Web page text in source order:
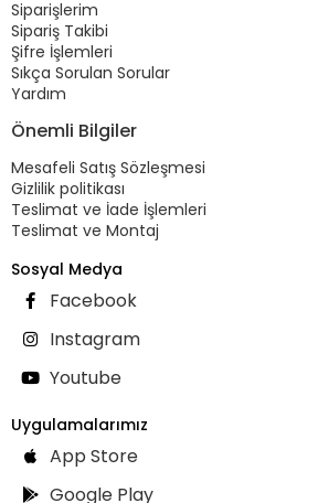
Siparişlerim
Sipariş Takibi
Şifre İşlemleri
Sıkça Sorulan Sorular
Yardım
Önemli Bilgiler
Mesafeli Satış Sözleşmesi
Gizlilik politikası
Teslimat ve İade İşlemleri
Teslimat ve Montaj
Sosyal Medya
Facebook
Instagram
Youtube
Uygulamalarımız
App Store
Google Play